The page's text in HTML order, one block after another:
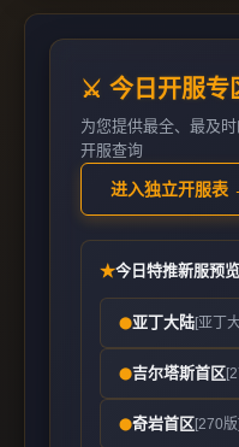
⚔️ 今日开服专
为您提供最全、最及
开服查询
进入独立开服表
★今日特推新服预览
⬤亚丁大陆[亚丁
⬤吉尔塔斯首区
⬤奇岩首区[270